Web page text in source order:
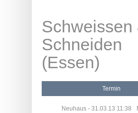
Schweissen
Schneiden
(Essen)
Termin
Neuhaus - 31.03.13 11:38